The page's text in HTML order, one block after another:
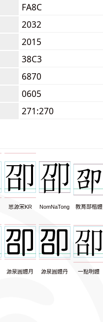
FA8C
2032
2015
38C3
6870
0605
271:270
思源宋KR NomNaTong 教育部楷體
源泉圓體月 源泉圓體丹 一點明體